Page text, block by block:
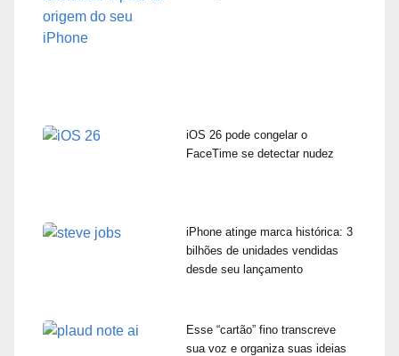
iOS 26 pode congelar o
FaceTime se detectar nudez
iPhone atinge marca histórica: 3
bilhões de unidades vendidas
desde seu lançamento
Esse “cartão” fino transcreve
sua voz e organiza suas ideias